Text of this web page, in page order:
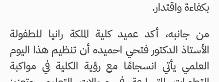
بكفاءة واقتدار.
من جانبه، أكد عميد كلية الملكة رانيا للطفولة
الأستاذ الدكتور فتحي احميده أن تنظيم هذا اليوم
العلمي يأتي انسجامًا مع رؤية الكلية في مواكبة